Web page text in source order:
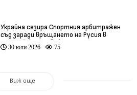
Украйна сезира Спортния арбитражен
съд заради връщането на Русия в
олимпийското движение
30 юли 2026 75
Виж още